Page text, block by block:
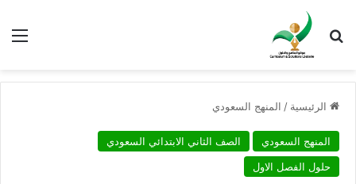
بحث عن
الرئيسية / المنهج السعودي
المنهج السعودي
الصف الثاني الابتدائي السعودي
حلول الفصل الاول